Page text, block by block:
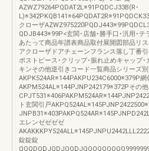
AZWZ79264PQDAT2L※91PQDCJ33B(R･
クローザ
QDJB443※99P<玄関･店舗･勝手口･汎用･テ
あたって商品年譜表商品取付展開図部品リ
アクローザドアチェーンフランス落し丁番
ポストピース･クリップ･振れ止めキャップ･
キンその他逆引きコード一覧商品シリーズ
AKPK524AR※144PAKPU234C6000※379P網
AKPM524AL※144PJNP242179※372Pその他
ト玄関引戸
エレンゼゼゼゼ
錠錠錠